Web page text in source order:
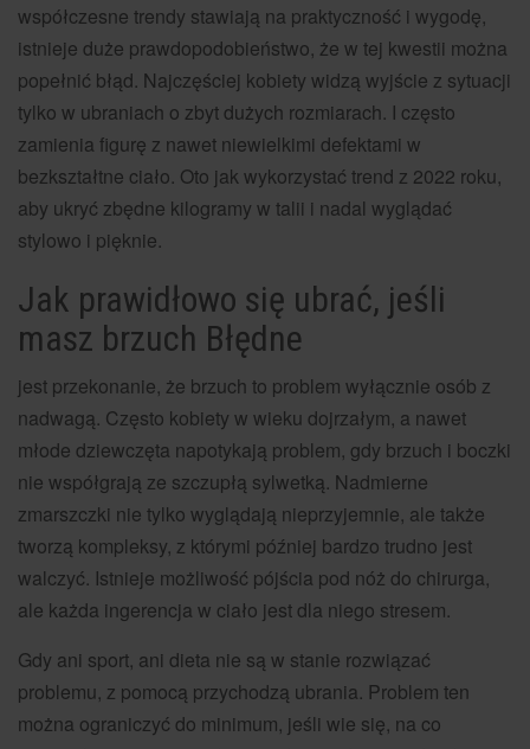
współczesne trendy stawiają na praktyczność i wygodę,
istnieje duże prawdopodobieństwo, że w tej kwestii można
popełnić błąd. Najczęściej kobiety widzą wyjście z sytuacji
tylko w ubraniach o zbyt dużych rozmiarach. I często
zamienia figurę z nawet niewielkimi defektami w
bezkształtne ciało. Oto jak wykorzystać trend z 2022 roku,
aby ukryć zbędne kilogramy w talii i nadal wyglądać
stylowo i pięknie.
Jak prawidłowo się ubrać, jeśli
masz brzuch Błędne
jest przekonanie, że brzuch to problem wyłącznie osób z
nadwagą. Często kobiety w wieku dojrzałym, a nawet
młode dziewczęta napotykają problem, gdy brzuch i boczki
nie współgrają ze szczupłą sylwetką. Nadmierne
zmarszczki nie tylko wyglądają nieprzyjemnie, ale także
tworzą kompleksy, z którymi później bardzo trudno jest
walczyć. Istnieje możliwość pójścia pod nóż do chirurga,
ale każda ingerencja w ciało jest dla niego stresem.
Gdy ani sport, ani dieta nie są w stanie rozwiązać
problemu, z pomocą przychodzą ubrania. Problem ten
można ograniczyć do minimum, jeśli wie się, na co